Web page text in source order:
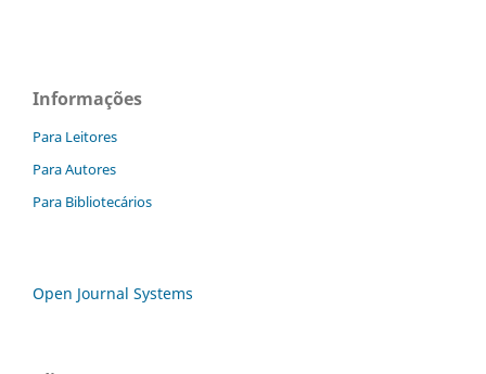
Informações
Para Leitores
Para Autores
Para Bibliotecários
Open Journal Systems